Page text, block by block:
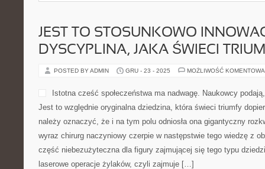
JEST TO STOSUNKOWO
DYSCYPLINA, JAKA ŚWIECI
POSTED BY ADMIN GRU - 23 - 2025 MOŻLIWOŚĆ
Istotna cześć społeczeństwa ma nadwagę. Naukowcy
Jest to względnie oryginalna dziedzina, która świeci triumfy
należy oznaczyć, że i na tym polu odniosła ona gigantyczny
wyraz chirurg naczyniowy czerpie w następstwie tego wiedzę z
część niebezużyteczna dla figury zajmującej się tego typu
laserowe operacje żylaków, czyli zajmuje […]